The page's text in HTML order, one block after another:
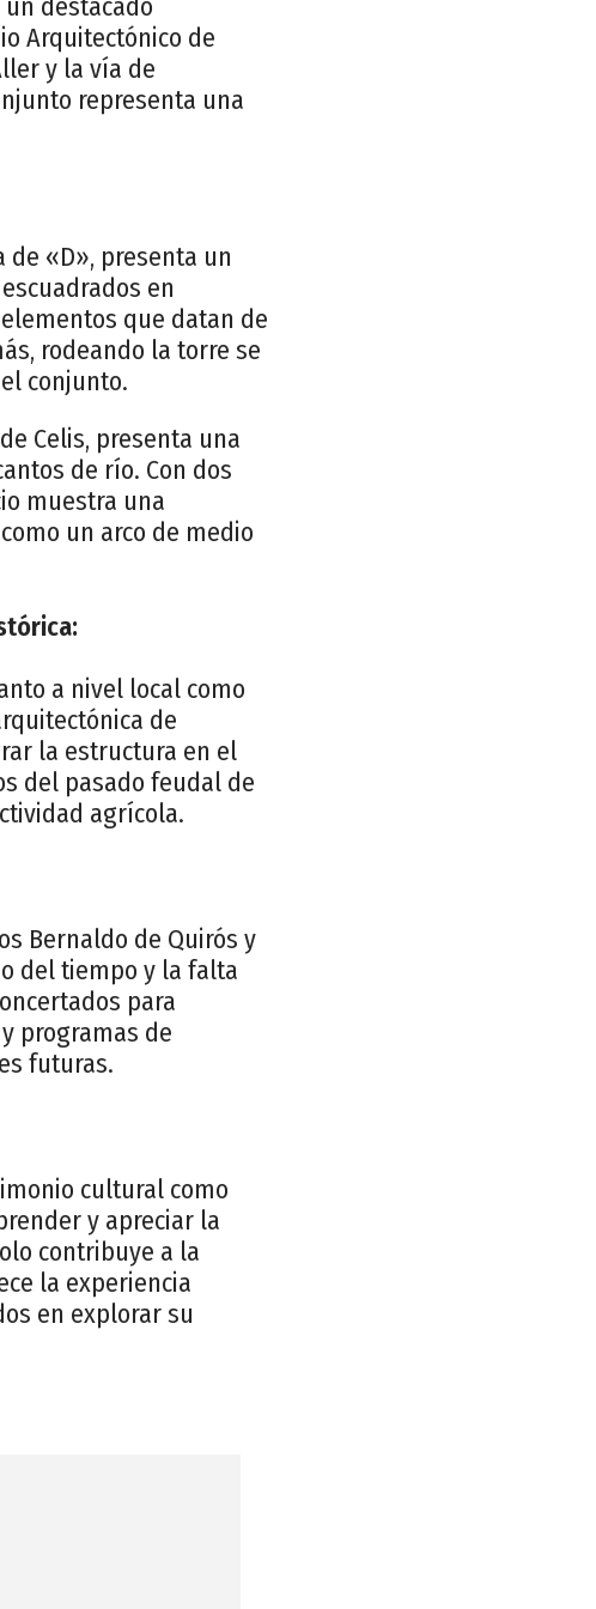
Arquitectónico de
y la vía de
representa una
«D», presenta un
en
que datan de
rodeando la torre se
conjunto.
Celis, presenta una
de río. Con dos
muestra una
un arco de medio
a nivel local como
de
la estructura en el
del pasado feudal de
agrícola.
Bernaldo de Quirós y
del tiempo y la falta
para
programas de
futuras.
cultural como
y apreciar la
contribuye a la
la experiencia
en explorar su